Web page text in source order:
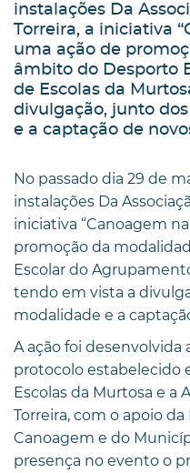
instalações Da
Torreira, a iniciativa
uma ação de
âmbito do Desporto
de Escolas da
divulgação, junto
e a captação de
No passado dia 29 de
instalações Da
iniciativa “Canoagem
promoção da
Escolar do
tendo em vista a
modalidade e a
A ação foi desenvolvida
protocolo estabelecido
Escolas da Murtosa e a
Torreira, com o apoio
Canoagem e do
presença no evento o